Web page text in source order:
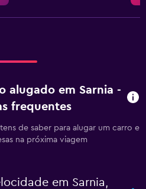
alugado em Sarnia -
frequentes
de saber para alugar um carro e
na próxima viagem
em Sarnia,